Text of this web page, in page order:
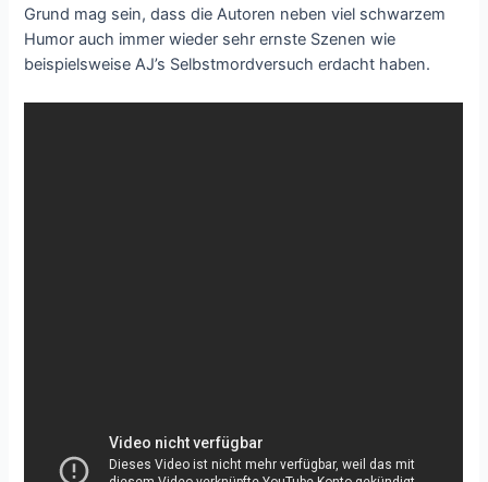
Grund mag sein, dass die Autoren neben viel schwarzem
Humor auch immer wieder sehr ernste Szenen wie
beispielsweise AJ’s Selbstmordversuch erdacht haben.